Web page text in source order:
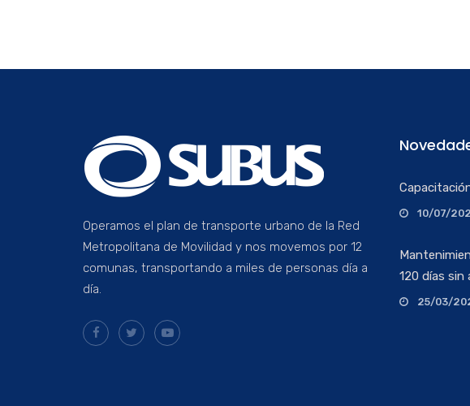
Operamos el plan de transporte urbano de la Red
Metropolitana de Movilidad y nos movemos por 12
comunas, transportando a miles de personas día a
día.
10/07/
120 días sin
25/03/